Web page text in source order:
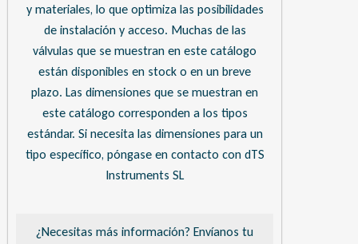
y materiales, lo que optimiza las posibilidades
de instalación y acceso. Muchas de las
válvulas que se muestran en este catálogo
están disponibles en stock o en un breve
plazo. Las dimensiones que se muestran en
este catálogo corresponden a los tipos
estándar. Si necesita las dimensiones para un
tipo específico, póngase en contacto con dTS
Instruments SL
¿Necesitas más información? Envíanos tu